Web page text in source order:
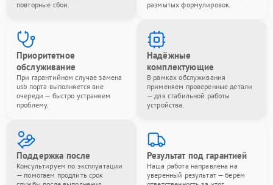
повторные сбои.
размытых формулировок.
Приоритетное
обслуживание
При гарантийном случае замена
usb порта выполняется вне
очереди — быстро устраняем
проблему.
Надёжные
комплектующие
В рамках обслуживания
применяем проверенные детали
— для стабильной работы
устройства.
Поддержка после
Консультируем по эксплуатации
— помогаем продлить срок
Результат под гарантией
Наша работа направлена на
уверенный результат — берём